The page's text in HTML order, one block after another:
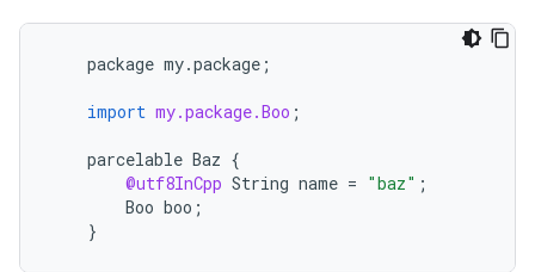
package my.package ;
import my.package.Boo ;
parcelable Baz {
@utf8InCpp String name = "baz" ;
Boo boo ;
}